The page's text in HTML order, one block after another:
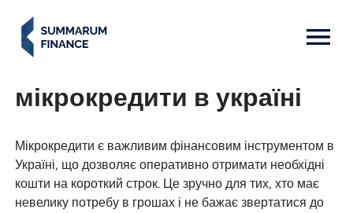
мікрокредити в україні
Мікрокредити є важливим фінансовим інструментом в
Україні, що дозволяє оперативно отримати необхідні
кошти на короткий строк. Це зручно для тих, хто має
невелику потребу в грошах і не бажає звертатися до